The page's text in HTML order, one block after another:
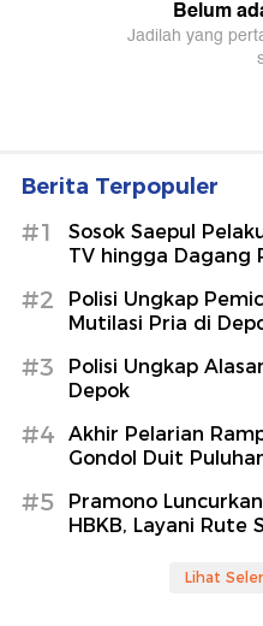
Berita Terpopuler
#1
Sosok Saepul
TV hingga Dagang
#2
Polisi Ungkap
Mutilasi Pria di
#3
Polisi Ungkap
Depok
#4
Akhir Pelarian
Gondol Duit
#5
Pramono
HBKB, Layani Rute
Lihat